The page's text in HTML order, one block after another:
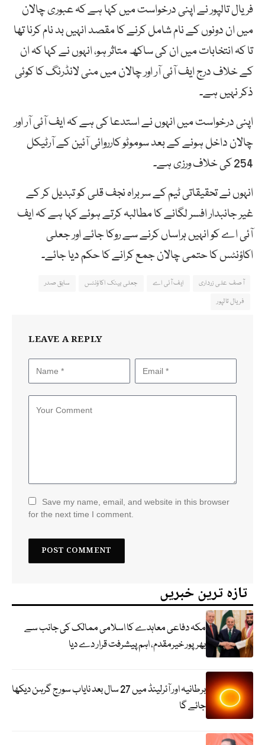
فریال تالپور نے اپنی درخواست میں کہا ہے کہ عبوری چالان
میں ان دونوں کے نام شامل کرنے کا مقصد انہیں بد نام کرنا تھا
تا کہ انتخابات میں ان کی ساکھ متاثر ہو، انہوں نے کہا کہ ان
کے خلاف درج ایف آئی آر اور چالان میں منی لانڈرنگ کا کوئی
ذکر نہیں ہے۔
اپنی درخواست میں انہوں نے استدعا کی ہے کہ ایف آئی آر اور
چالان داخل ہونے کے بعد سوموٹو کارروائی آئین کے آرٹیکل
254 کی خلاف ورزی ہے۔
انہوں نے تحقیقاتی ٹیم کے سربراہ نجف قلی کو تبدیل کر کے
غیر جانبدار افسر لگانے کا مطالبہ کرتے ہوئے کہا ہے کہ ایف
آئی اے کو انہیں ہراساں کرنے سے روکا جائے اور جعلی
اکاؤنٹس کا حتمی چالان جمع کرانے کا حکم دیا جائے۔
آصف علی زرداری ایف آئی اے جعلی بینک اکاؤنٹس
سابق صدر
فریال تالپور
LEAVE A REPLY
Save my name, email, and website in this browser
for the next time I comment.
تازہ ترین خبریں
مکہ دفاعی معاہدے کا اسلامی ممالک کی جانب سے
بھرپور خیرمقدم، اہم پیشرفت قرار دے دیا
برطانیہ اور آئرلینڈ میں 27 سال بعد نایاب سورج گرہن دیکھا
جائے گا